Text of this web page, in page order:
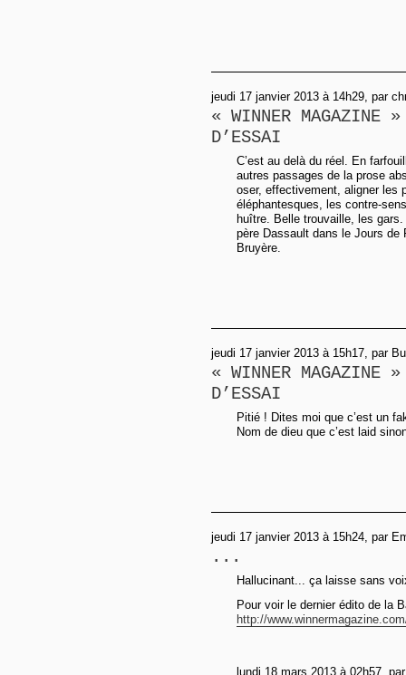
jeudi 17 janvier 2013 à 14h29, par
« WINNER MAGAZINE
D’ESSAI
C’est au delà du réel. En
autres passages de la prose
oser, effectivement, aligner les
éléphantesques, les contre-
huître. Belle trouvaille, les
père Dassault dans le Jours de
Bruyère.
jeudi 17 janvier 2013 à 15h17, par
« WINNER MAGAZINE
D’ESSAI
Pitié ! Dites moi que c’est un
Nom de dieu que c’est laid
jeudi 17 janvier 2013 à 15h24, par
...
Hallucinant... ça laisse sans
Pour voir le dernier édito de la
http://
lundi 18 mars 2013 à 02h57,